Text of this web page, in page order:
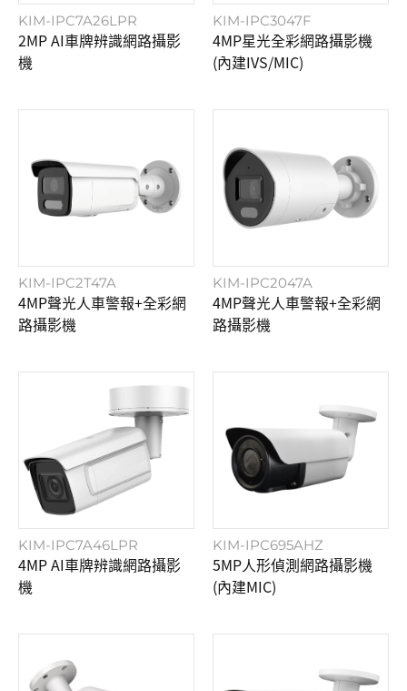
KIM-IPC7A26LPR
2MP AI車牌辨識網路攝影
機
KIM-IPC3047F
4MP星光全彩網路攝影機
(內建IVS/MIC)
KIM-IPC2T47A
4MP聲光人車警報+全彩網
路攝影機
KIM-IPC2047A
4MP聲光人車警報+全彩網
路攝影機
KIM-IPC7A46LPR
4MP AI車牌辨識網路攝影
機
KIM-IPC695AHZ
5MP人形偵測網路攝影機
(內建MIC)